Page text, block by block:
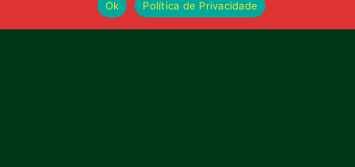
Ok
Política de Privacidade